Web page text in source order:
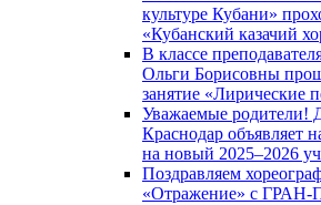
культуре Кубани»
«Кубанский казачий
В классе
Ольги Борисовны
занятие «Лирические
Уважаемые
Краснодар объявляет
на новый 2025–2026
Поздравляем
«Отражение» с ГРАН-